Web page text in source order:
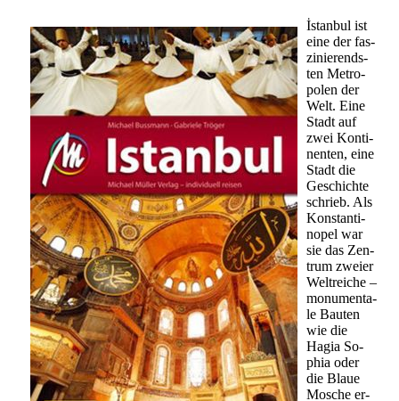
İstan­bul ist
eine der fas­
zi­nie­rends­
ten Me­tro­
po­len der
Welt. Eine
Stadt auf
zwei Kon­ti­
nen­ten, eine
Stadt die
Ge­schich­te
schrieb. Als
Kon­stan­ti­
no­pel war
sie das Zen­
trum zwei­er
Welt­rei­che –
mo­nu­men­ta­
le Bau­ten
wie die
Hagia So­
phia oder
die Blaue
Mo­sche er­